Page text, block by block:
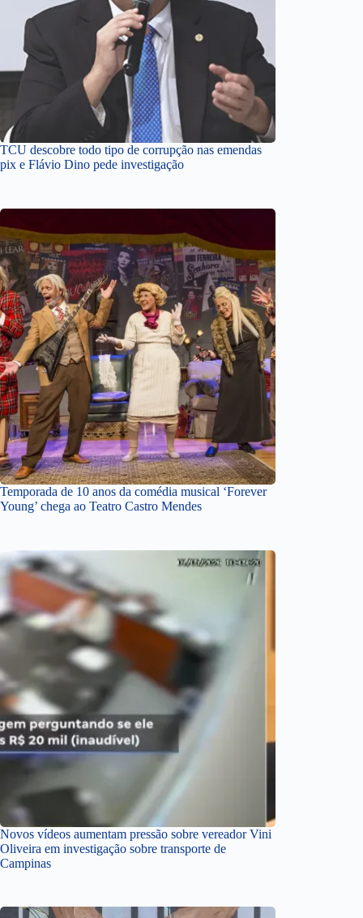
TCU descobre todo tipo de corrupção nas emendas
pix e Flávio Dino pede investigação
Temporada de 10 anos da comédia musical ‘Forever
Young’ chega ao Teatro Castro Mendes
Novos vídeos aumentam pressão sobre vereador Vini
Oliveira em investigação sobre transporte de
Campinas